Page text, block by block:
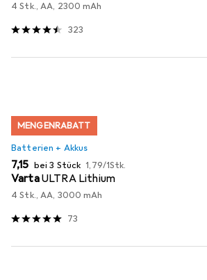
4 Stk., AA, 2300 mAh
323
MENGENRABATT
Batterien + Akkus
EUR
7,15 bei 3 Stück EUR
1,79/1Stk.
VartaULTRA Lithium
4 Stk., AA, 3000 mAh
73